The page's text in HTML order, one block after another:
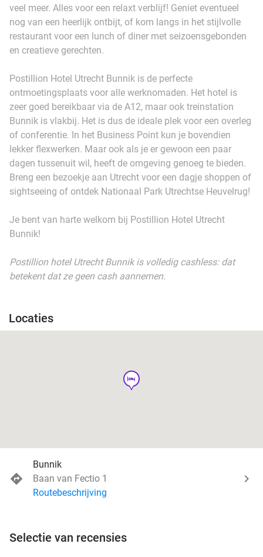
veel meer. Alles voor een relaxt verblijf! Geniet eventueel
nog van een heerlijk ontbijt, of kom langs in het stijlvolle
restaurant voor een lunch of diner met seizoensgebonden
en creatieve gerechten.
Postillion Hotel Utrecht Bunnik is de perfecte
ontmoetingsplaats voor alle werknomaden. Het hotel is
zeer goed bereikbaar via de A12, maar ook treinstation
Bunnik is vlakbij. Het is dus de ideale plek voor een overleg
of conferentie. In het Business Point kun je bovendien
lekker flexwerken. Maar ook als je er gewoon een paar
dagen tussenuit wil, heeft de omgeving genoeg te bieden.
Breng een bezoekje aan Utrecht voor een dagje shoppen of
sightseeing of ontdek Nationaal Park Utrechtse Heuvelrug!
Je bent van harte welkom bij Postillion Hotel Utrecht
Bunnik!
Postillion hotel Utrecht Bunnik is volledig cashless: dat
betekent dat ze geen cash aannemen.
Locaties
hotel
Bunnik
Baan van Fectio 1
Routebeschrijving
Selectie van recensies